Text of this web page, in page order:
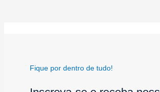
Fique por dentro de tudo!